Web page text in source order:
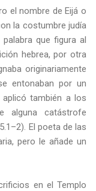
el nombre de Eijá o
la costumbre judía
que figura al
hebrea, por otra
originariamente
entonaban por un
también a los
alguna catástrofe
El poeta de las
pero le añade un
en el Templo